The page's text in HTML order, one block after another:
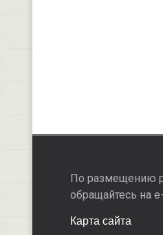
По размещению
обращайтесь на
Карта сайта